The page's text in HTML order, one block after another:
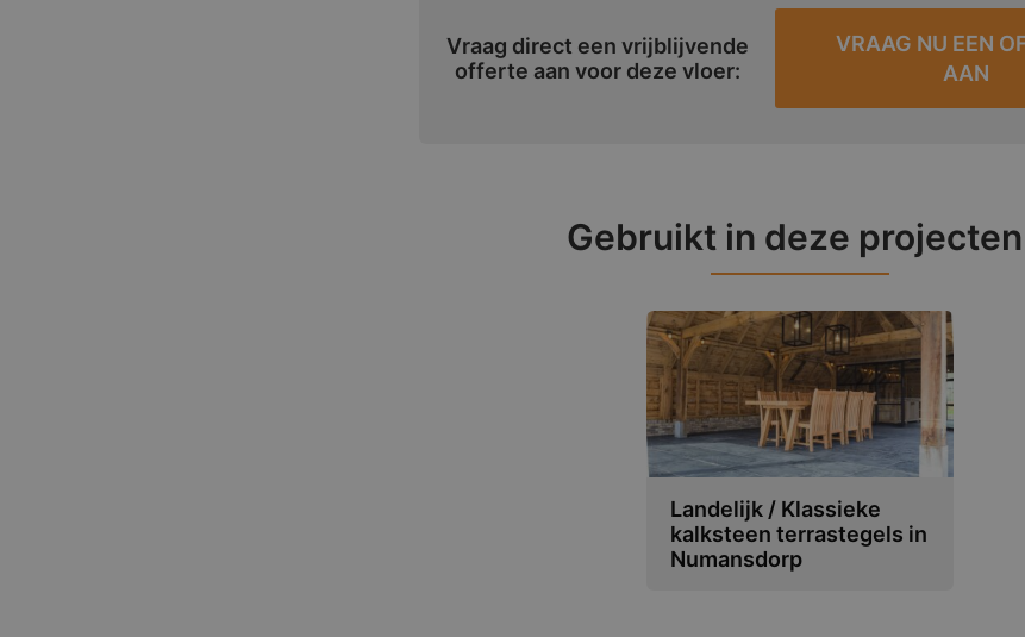
Vraag direct een vrijblijvende
offerte aan voor deze vloer:
VRAAG NU EEN
AAN
Gebruikt in deze
Landelijk / Klassieke
kalksteen terrastegels in
Numansdorp